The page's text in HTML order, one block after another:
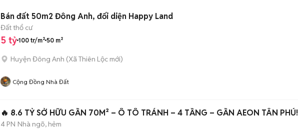
Bán đất 50m2 Đông Anh, đối diện Happy Land
Đất thổ cư
5 tỷ 100 tr/m² 50 m²
Huyện Đông Anh (Xã Thiên Lộc mới)
Cộng Đồng Nhà Đất
🔥 8.6 TỶ SỞ HỮU GẦN 70M² – Ô TÔ TRÁNH – 4 TẦNG – GẦN AEON TÂN PHÚ!
4 PN Nhà ngõ, hẻm